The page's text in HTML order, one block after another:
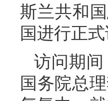
斯兰共和
国进行正式
访问期
国务院总